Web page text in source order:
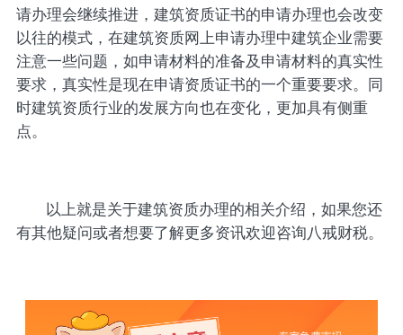
请办理会继续推进，建筑资质证书的申请办理也会改变
以往的模式，在建筑资质网上申请办理中建筑企业需要
注意一些问题，如申请材料的准备及申请材料的真实性
要求，真实性是现在申请资质证书的一个重要要求。同
时建筑资质行业的发展方向也在变化，更加具有侧重
点。
以上就是关于建筑资质办理的相关介绍，如果您还
有其他疑问或者想要了解更多资讯欢迎咨询八戒财税。